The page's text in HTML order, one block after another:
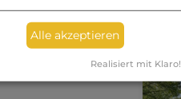
Anzeige
Alle akzeptieren
Realisiert mit Klaro!